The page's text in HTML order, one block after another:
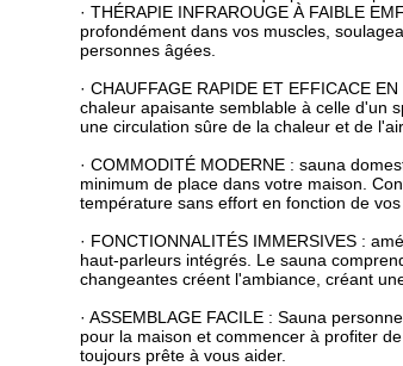
· THÉRAPIE INFRAROUGE À FAIBLE
profondément dans vos muscles,
personnes âgées.
· CHAUFFAGE RAPIDE ET EFFICACE
chaleur apaisante semblable à celle d'un
une circulation sûre de la chaleur et de
· COMMODITÉ MODERNE : sauna
minimum de place dans votre maison.
température sans effort en fonction de vos
· FONCTIONNALITÉS IMMERSIVES :
haut-parleurs intégrés. Le sauna
changeantes créent l'ambiance, créant
· ASSEMBLAGE FACILE : Sauna
pour la maison et commencer à profiter
toujours prête à vous aider.